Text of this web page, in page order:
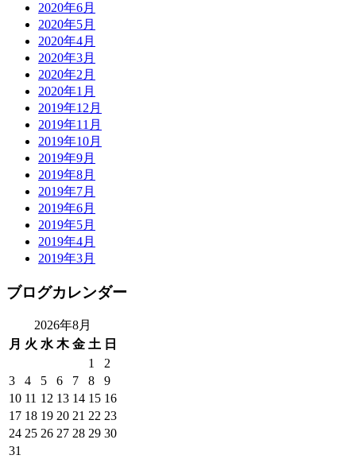
2020年6月
2020年5月
2020年4月
2020年3月
2020年2月
2020年1月
2019年12月
2019年11月
2019年10月
2019年9月
2019年8月
2019年7月
2019年6月
2019年5月
2019年4月
2019年3月
ブログカレンダー
2026年8月
月 火 水 木 金 土 日
1
2
3
4 5 6 7 8
9
10 11 12 13 14 15 16
17 18 19 20 21 22 23
24 25 26 27 28 29 30
31